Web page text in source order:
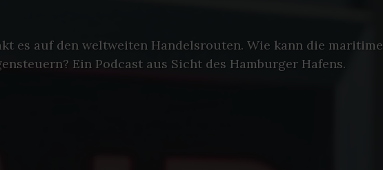
es auf den weltweiten Handelsrouten. Wie kann die maritime
Ein Podcast aus Sicht des Hamburger Hafens.